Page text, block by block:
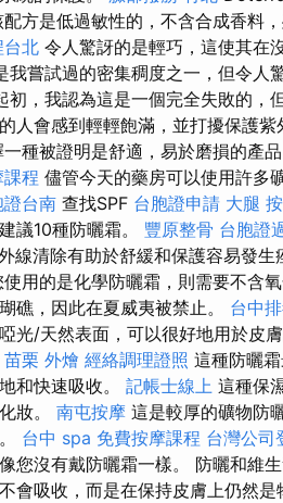
方是低過敏性的，不含合成香料
台北 令人驚訝的是輕巧，這使其在
我嘗試過的密集稠度之一，但令人
初，我認為這是一個完全失敗的，
人會感到輕輕飽滿，並打擾保護紫
種被證明是舒適，易於磨損的產
程 儘管今天的藥房可以使用許多
證台南 查找SPF 台胞證申請 大腿
議10種防曬霜。 豐原整骨 台胞證
線清除有助於舒緩和保護容易發
用的是化學防曬霜，則需要不含
礁，因此在夏威夷被禁止。 台中
光/天然表面，可以很好地用於皮
苗栗 外燴 經絡調理證照 這種防曬
和快速吸收。 記帳士線上 這種保
妝。 南屯按摩 這是較厚的礦物防
台中 spa 免費按摩課程 台灣公司
您沒有戴防曬霜一樣。 防曬和維
會吸收，而是在保持皮膚上仍然